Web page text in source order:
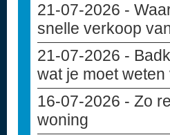
21-07-2026 -
snelle verkoop
21-07-2026 -
wat je moet
16-07-2026 - Zo
woning